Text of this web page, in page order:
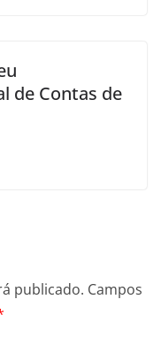
de Contas de
publicado. Campos